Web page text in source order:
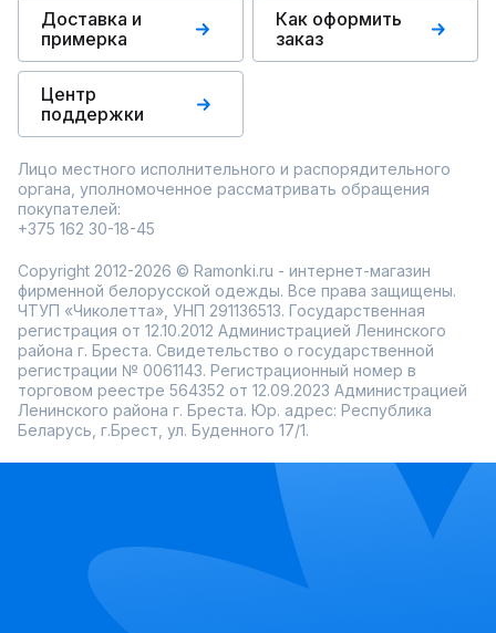
Доставка и
примерка
Как оформить
заказ
Центр
поддержки
Лицо местного исполнительного и распорядительного
органа, уполномоченное рассматривать обращения
покупателей:
+375 162 30-18-45
Copyright 2012-2026 © Ramonki.ru - интернет-магазин
фирменной белорусской одежды. Все права защищены.
ЧТУП «Чиколетта», УНП 291136513. Государственная
регистрация от 12.10.2012 Администрацией Ленинского
района г. Бреста. Свидетельство о государственной
регистрации № 0061143. Регистрационный номер в
торговом реестре 564352 от 12.09.2023 Администрацией
Ленинского района г. Бреста. Юр. адрес: Республика
Беларусь, г.Брест, ул. Буденного 17/1.